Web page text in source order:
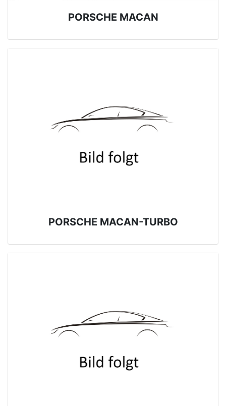
PORSCHE MACAN
PORSCHE MACAN-TURBO